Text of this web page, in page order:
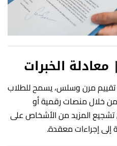
الخبرات
تقييم مرن وسلس، يسمح للطلاب
خلال منصات رقمية أو
المزيد من الأشخاص على
إلى إجراءات معقدة.